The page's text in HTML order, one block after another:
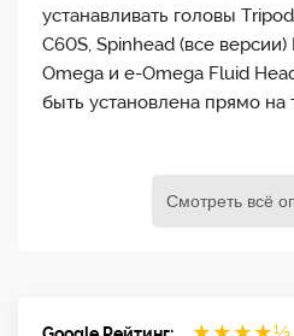
устанавливать головы
C60S, Spinhead (все
Omega и e-Omega Fluid
быть установлена прямо на
Смотреть всё